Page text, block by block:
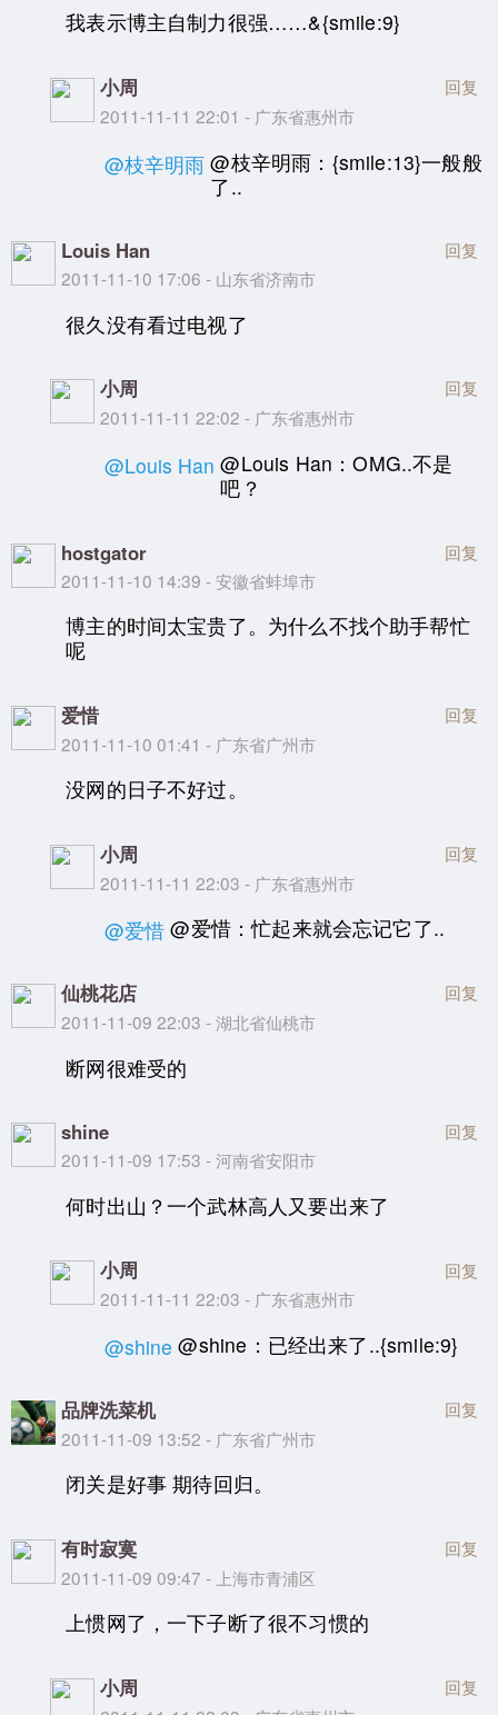
我表示博主自制力很强……&{smile:9}
小周
2011-11-11 22:01 - 广东省惠州市
回复
@枝辛明雨 @枝辛明雨：{smile:13}一般般
了..
Louis Han
2011-11-10 17:06 - 山东省济南市
回复
很久没有看过电视了
小周
2011-11-11 22:02 - 广东省惠州市
回复
@Louis Han @Louis Han：OMG..不是
吧？
hostgator
2011-11-10 14:39 - 安徽省蚌埠市
回复
博主的时间太宝贵了。为什么不找个助手帮忙
呢
爱惜
2011-11-10 01:41 - 广东省广州市
回复
没网的日子不好过。
小周
2011-11-11 22:03 - 广东省惠州市
回复
@爱惜 @爱惜：忙起来就会忘记它了..
仙桃花店
2011-11-09 22:03 - 湖北省仙桃市
回复
断网很难受的
shine
2011-11-09 17:53 - 河南省安阳市
回复
何时出山？一个武林高人又要出来了
小周
2011-11-11 22:03 - 广东省惠州市
回复
@shine @shine：已经出来了..{smile:9}
品牌洗菜机
2011-11-09 13:52 - 广东省广州市
回复
闭关是好事 期待回归。
有时寂寞
2011-11-09 09:47 - 上海市青浦区
回复
上惯网了，一下子断了很不习惯的
小周 回复